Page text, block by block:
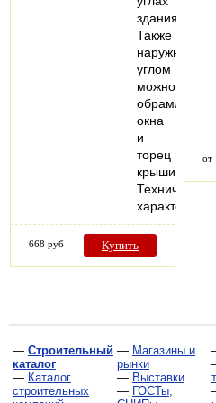
здания.
Также
наружным
углом
можно
обрамлять
окна
и
торец
крыши.
Технические
668 руб Купить
от
— Строительный
каталог
— Каталог
строительных
— Магазины и
рынки
— Выставки
— ГОСТы,